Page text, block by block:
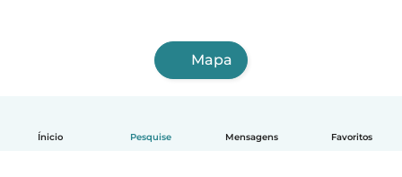
Ínicio Pesquise Mensagens Favoritos
Mapa